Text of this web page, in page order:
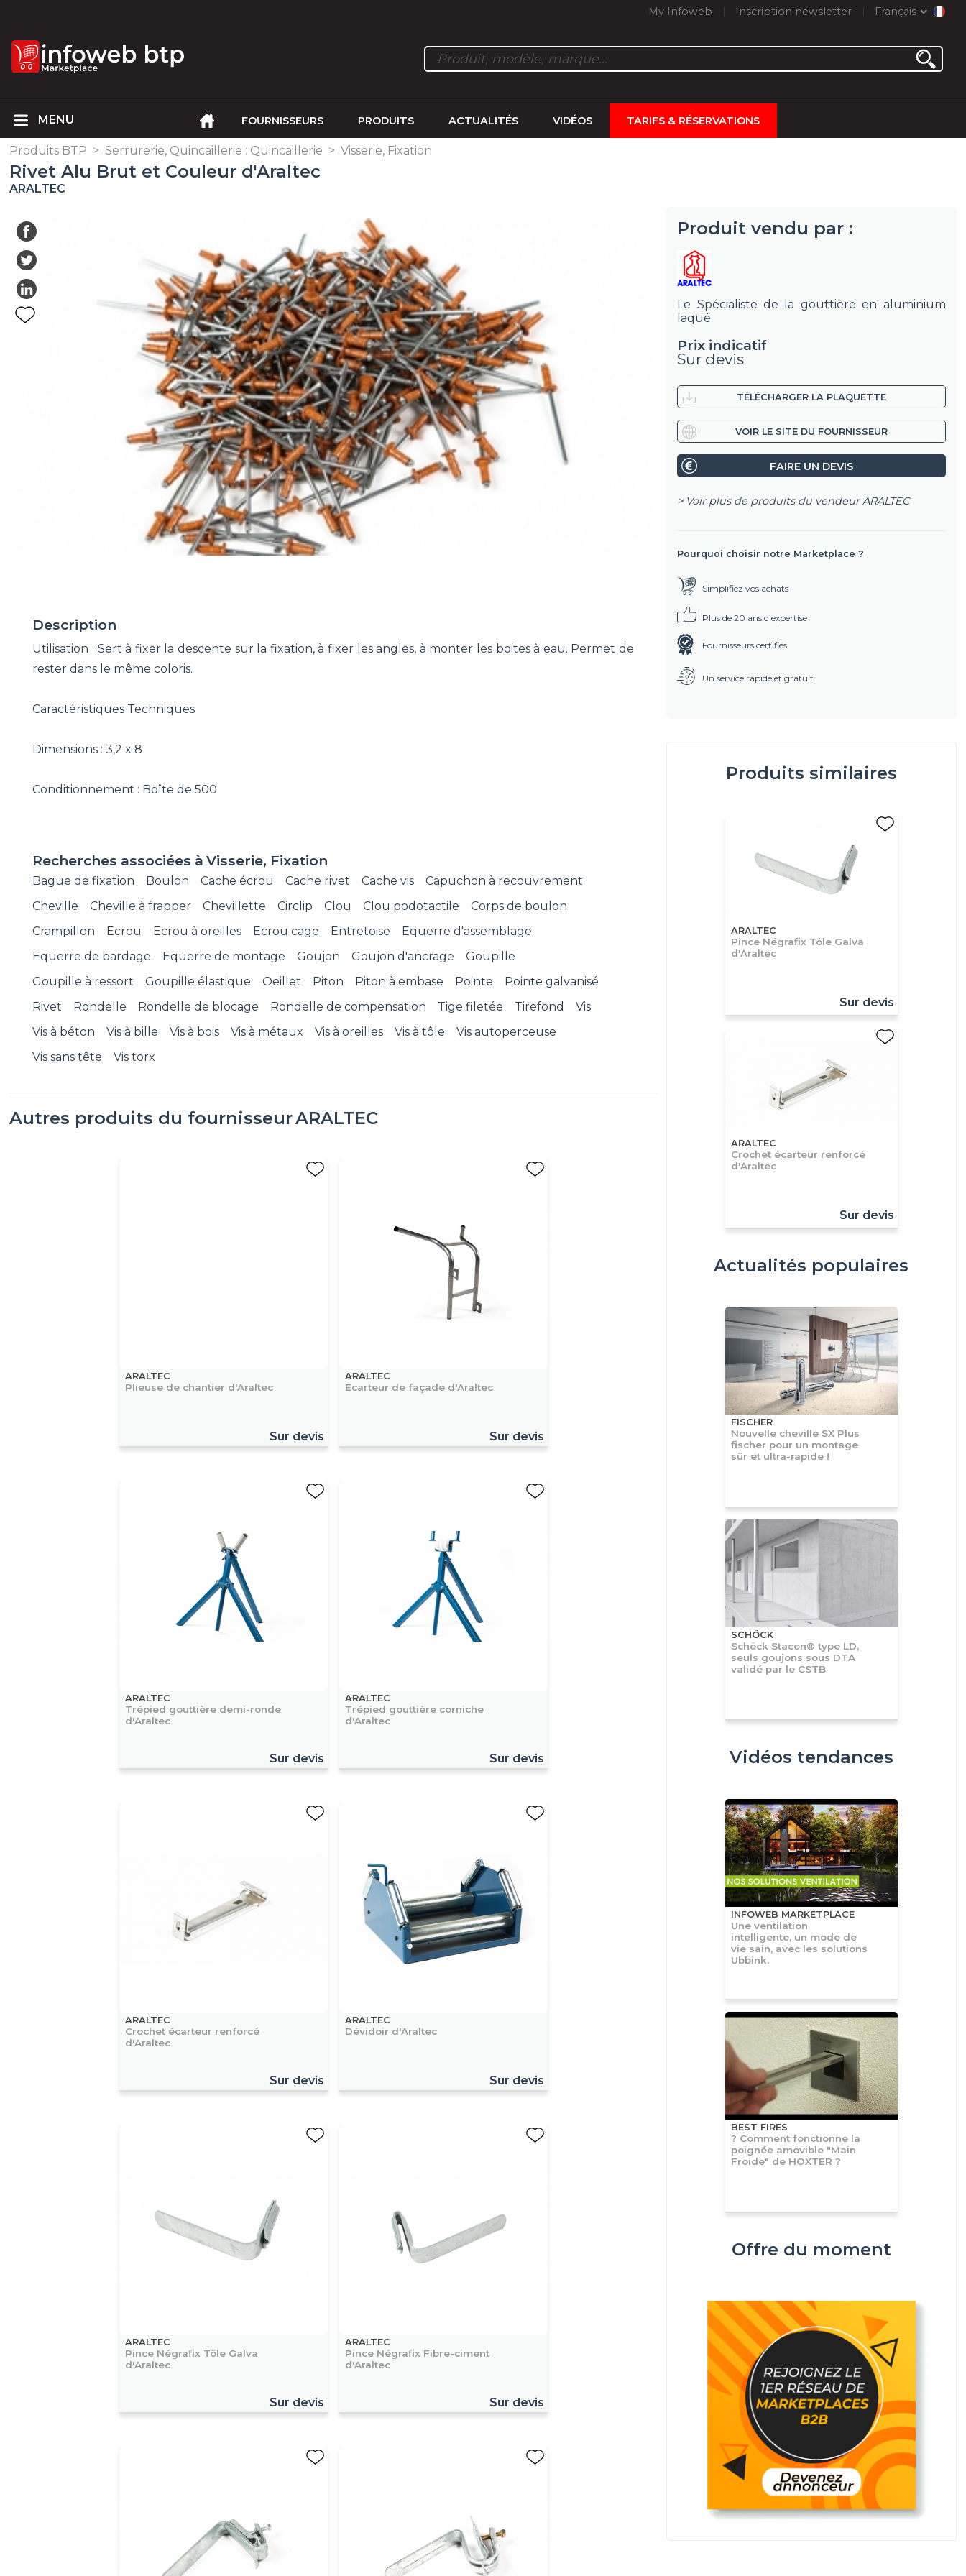
My Infoweb Inscription newsletter Français
FOURNISSEURS PRODUITS ACTUALITÉS VIDÉOS TARIFS & RÉSERVATIONS
Produits BTP > Serrurerie, Quincaillerie : Quincaillerie > Visserie, Fixation
Rivet Alu Brut et Couleur d'Araltec
ARALTEC
Description
Utilisation : Sert à fixer la descente sur la fixation, à fixer les angles, à monter les boites à eau. Permet de
rester dans le même coloris.
Caractéristiques Techniques
Dimensions : 3,2 x 8
Conditionnement : Boîte de 500
Recherches associées à Visserie, Fixation
Bague de fixation Boulon Cache écrou Cache rivet Cache vis
Capuchon à recouvrement
Cheville
Cheville à frapper Chevillette Circlip Clou Clou podotactile
Corps de boulon
Crampillon
Ecrou Ecrou à oreilles Ecrou cage Entretoise
Equerre d'assemblage
Equerre de bardage
Equerre de montage Goujon Goujon d'ancrage
Goupille
Goupille à ressort
Goupille élastique Oeillet Piton Piton à embase Pointe
Pointe galvanisé
Rivet
Rondelle Rondelle de blocage Rondelle de compensation Tige filetée Tirefond
Vis
Vis à béton
Vis à bille Vis à bois Vis à métaux Vis à oreilles Vis à tôle
Vis autoperceuse
Vis sans tête
Vis torx
Autres produits du fournisseurARALTEC
ARALTEC
Plieuse de chantier d'Araltec
Sur devis
ARALTEC
Ecarteur de façade d'Araltec
Sur devis
ARALTEC
Trépied gouttière demi-ronde
d'Araltec
Sur devis
ARALTEC
Trépied gouttière corniche
d'Araltec
Sur devis
ARALTEC
Crochet écarteur renforcé
d'Araltec
Sur devis
ARALTEC
Dévidoir d'Araltec
Sur devis
ARALTEC
Pince Négrafix Tôle Galva
d'Araltec
Sur devis
ARALTEC
Pince Négrafix Fibre-ciment
d'Araltec
Sur devis
Produit vendu par :
Le Spécialiste de la gouttière en aluminium
laqué
Prix indicatif
Sur devis
TÉLÉCHARGER LA PLAQUETTE
VOIR LE SITE DU FOURNISSEUR
FAIRE UN DEVIS
> Voir plus de produits du vendeur ARALTEC
Pourquoi choisir notre Marketplace ?
Simplifiez vos achats
Plus de 20 ans d'expertise
Fournisseurs certifiés
Un service rapide et gratuit
Produits similaires
ARALTEC
Pince Négrafix Tôle Galva
d'Araltec
Sur devis
ARALTEC
Crochet écarteur renforcé
d'Araltec
Sur devis
Actualités populaires
FISCHER
Nouvelle cheville SX Plus
fischer pour un montage
sûr et ultra-rapide !
SCHÖCK
Schöck Stacon® type LD,
seuls goujons sous DTA
validé par le CSTB
Vidéos tendances
INFOWEB MARKETPLACE
Une ventilation
intelligente, un mode de
vie sain, avec les solutions
Ubbink.
BEST FIRES
? Comment fonctionne la
poignée amovible "Main
Froide" de HOXTER ?
Offre du moment